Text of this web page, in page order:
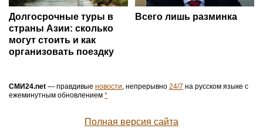
Долгосрочные туры в
страны Азии: сколько
могут стоить и как
организовать поездку
Всего лишь разминка
СМИ24.net — правдивые новости, непрерывно 24/7 на русском языке с
ежеминутным обновлением *
Полная версия сайта